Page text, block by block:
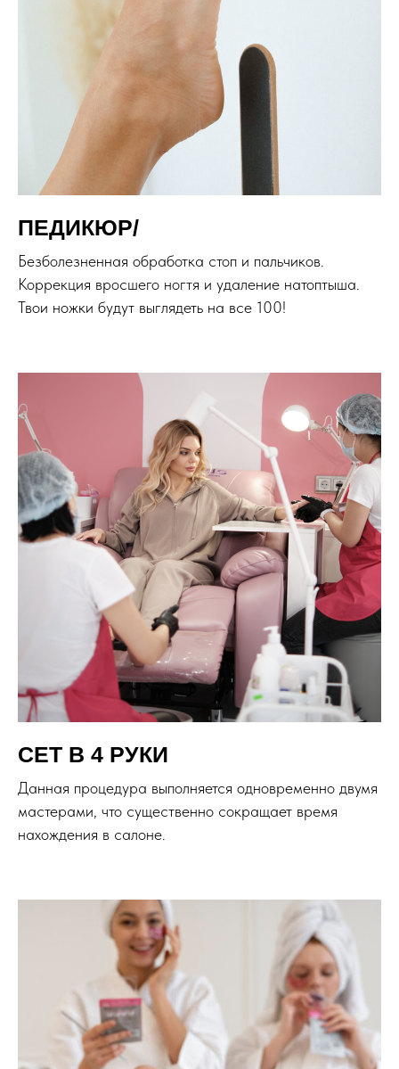
ПЕДИКЮР/
Безболезненная обработка стоп и пальчиков.
Коррекция вросшего ногтя и удаление натоптыша.
Твои ножки будут выглядеть на все 100!
СЕТ В 4 РУКИ
Данная процедура выполняется одновременно двумя
мастерами, что существенно сокращает время
нахождения в салоне.